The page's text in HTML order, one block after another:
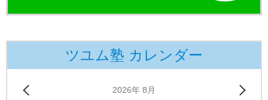
ツユム塾 カレンダー
2026年 8月